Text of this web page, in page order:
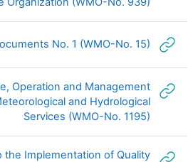
No. 1 (WMO-No. 15)
Operation and Management
and Hydrological
Services (WMO-No. 1195)
the Implementation of Quality